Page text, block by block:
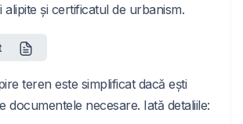
și certificatul de urbanism.
teren este simplificat dacă ești
documentele necesare. Iată detaliile: